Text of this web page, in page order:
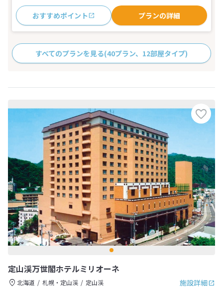
おすすめポイント プランの詳細
すべてのプランを見る(40プラン、12部屋タイプ)
定山渓万世閣ホテルミリオーネ
施設詳細
北海道 札幌・定山渓
定山渓